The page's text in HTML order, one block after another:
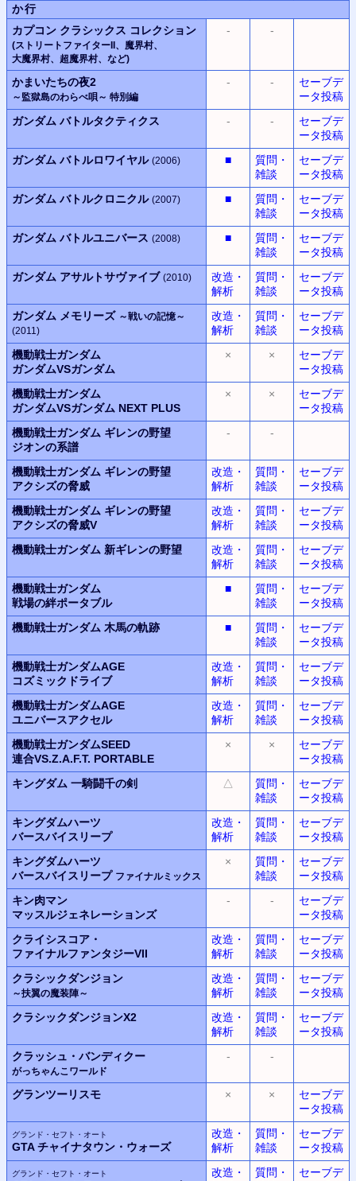
か行
カプコン クラシックス コレクション
(ストリートファイターII、 魔界村、
大魔界村、 超魔界村、 など)
- -
かまいたちの夜2
～監獄島のわらべ唄～ 特別編
- -
セーブデ
ータ投稿
ガンダム バトルタクティクス
- -
セーブデ
ータ投稿
ガンダム バトルロワイヤル (2006) ■
質問・
雑談
セーブデ
ータ投稿
ガンダム バトルクロニクル (2007) ■
質問・
雑談
セーブデ
ータ投稿
ガンダム バトルユニバース (2008) ■
質問・
雑談
セーブデ
ータ投稿
ガンダム アサルトサヴァイブ (2010)
改造・
解析
質問・
雑談
セーブデ
ータ投稿
ガンダム メモリーズ ～戦いの記憶～
(2011)
改造・
解析
質問・
雑談
セーブデ
ータ投稿
機動戦士ガンダム
ガンダムVSガンダム
× ×
セーブデ
ータ投稿
機動戦士ガンダム
ガンダムVSガンダム NEXT PLUS
× ×
セーブデ
ータ投稿
機動戦士ガンダム ギレンの野望
ジオンの系譜
- -
機動戦士ガンダム ギレンの野望
アクシズの脅威
改造・
解析
質問・
雑談
セーブデ
ータ投稿
機動戦士ガンダム ギレンの野望
アクシズの脅威V
改造・
解析
質問・
雑談
セーブデ
ータ投稿
機動戦士ガンダム 新ギレンの野望
改造・
解析
質問・
雑談
セーブデ
ータ投稿
機動戦士ガンダム
戦場の絆ポータブル
■
質問・
雑談
セーブデ
ータ投稿
機動戦士ガンダム 木馬の軌跡 ■
質問・
雑談
セーブデ
ータ投稿
機動戦士ガンダムAGE
コズミックドライブ
改造・
解析
質問・
雑談
セーブデ
ータ投稿
機動戦士ガンダムAGE
ユニバースアクセル
改造・
解析
質問・
雑談
セーブデ
ータ投稿
機動戦士ガンダムSEED
連合VS.Z.A.F.T. PORTABLE
× ×
セーブデ
ータ投稿
キングダム 一騎闘千の剣 △
質問・
雑談
セーブデ
ータ投稿
キングダムハーツ
バースバイスリープ
改造・
解析
質問・
雑談
セーブデ
ータ投稿
キングダムハーツ
バースバイスリープ ファイナルミックス
×
質問・
雑談
セーブデ
ータ投稿
キン肉マン
マッスルジェネレーションズ
- -
セーブデ
ータ投稿
クライシスコア・
ファイナルファンタジーVII
改造・
解析
質問・
雑談
セーブデ
ータ投稿
クラシックダンジョン
～扶翼の魔装陣～
改造・
解析
質問・
雑談
セーブデ
ータ投稿
クラシックダンジョンX2
改造・
解析
質問・
雑談
セーブデ
ータ投稿
クラッシュ・バンディクー
がっちゃんこワールド
- -
グランツーリスモ × ×
セーブデ
ータ投稿
グランド・セフト・オート
GTA チャイナタウン・ウォーズ
改造・
解析
質問・
雑談
セーブデ
ータ投稿
グランド・セフト・オート
改造・
質問・
セーブデ